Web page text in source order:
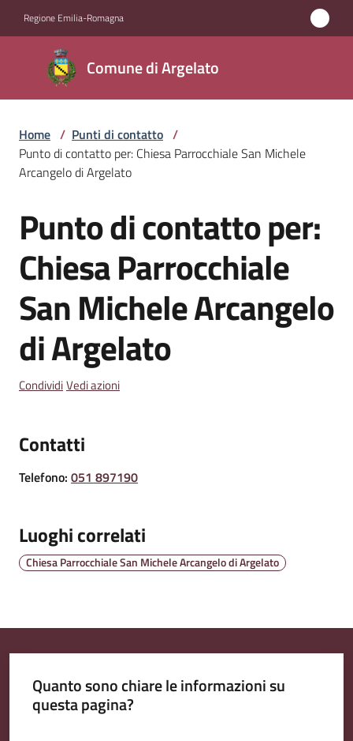
Regione Emilia-Romagna
Comune di Argelato
Comune
di
Argelato
Amministrazione
Novità
Servizi
Vivere
Argelato
Trasparente
Tutti
Home / Punti di contatto /
Punto di contatto per: Chiesa Parrocchiale San Michele
Arcangelo di Argelato
Salta al contenuto
Punto di contatto per:
Chiesa Parrocchiale
San Michele Arcangelo
di Argelato
CondividiVedi azioni
Contatti
Telefono: 051 897190
Luoghi correlati
Chiesa Parrocchiale San Michele Arcangelo di Argelato
Quanto sono chiare le informazioni su
questa pagina?